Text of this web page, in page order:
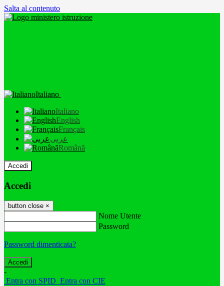
Salta al contenuto
Italiano
Italiano
English
Français
عربى
Română
Accedi
Accedi
button close ×
Nome Utente
Password
Password dimenticata?
-
Entra con SPID Entra con CIE